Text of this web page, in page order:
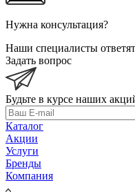
Нужна консультация?
Наши специалисты
Задать вопрос
Будьте в курсе наших
Каталог
Акции
Услуги
Бренды
Компания